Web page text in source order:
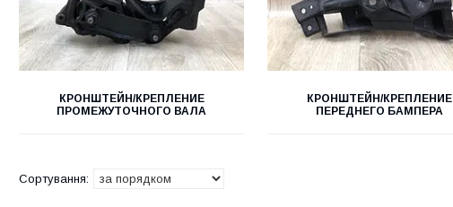
КРОНШТЕЙН/КРЕПЛЕНИЕ
ПРОМЕЖУТОЧНОГО ВАЛА
КРОНШТЕЙН/КРЕПЛЕНИЕ
ПЕРЕДНЕГО БАМПЕРА